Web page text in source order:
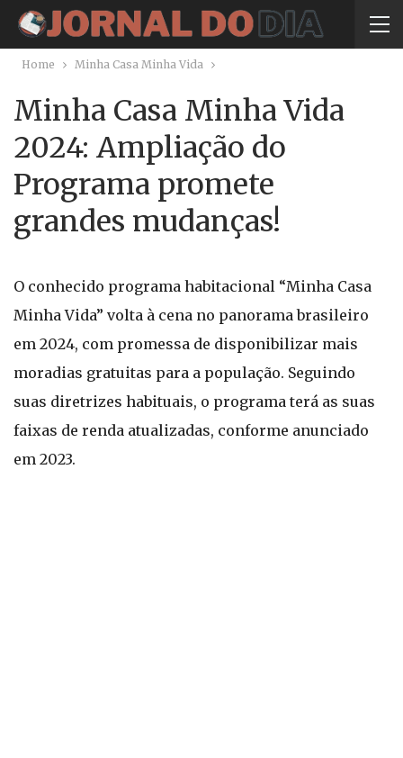
Home Minha Casa Minha Vida
Minha Casa Minha Vida
2024: Ampliação do
Programa promete
grandes mudanças!
O conhecido programa habitacional “Minha Casa
Minha Vida” volta à cena no panorama brasileiro
em 2024, com promessa de disponibilizar mais
moradias gratuitas para a população. Seguindo
suas diretrizes habituais, o programa terá as suas
faixas de renda atualizadas, conforme anunciado
em 2023.